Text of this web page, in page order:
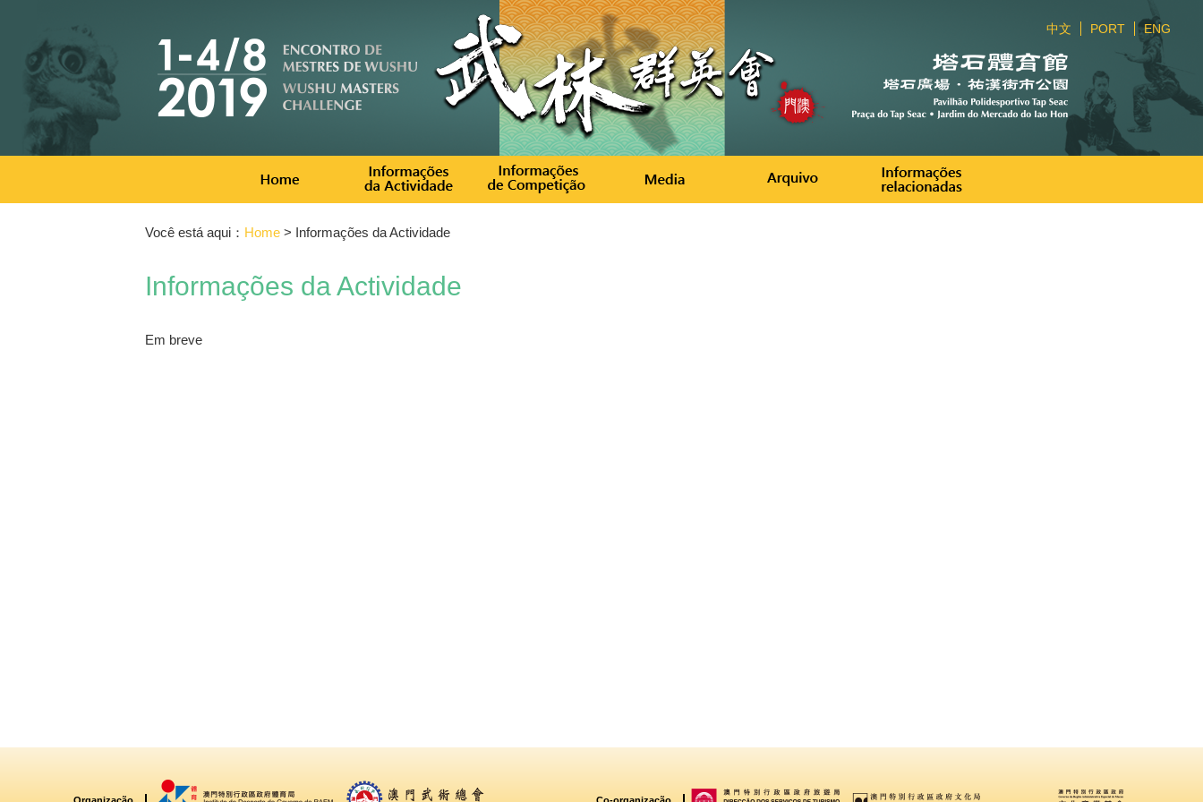
中文 PORT ENG
Você está aqui： Home > Informações da Actividade
Informações da Actividade
Em breve